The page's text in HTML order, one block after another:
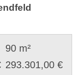
90 m²
293.301,00 €